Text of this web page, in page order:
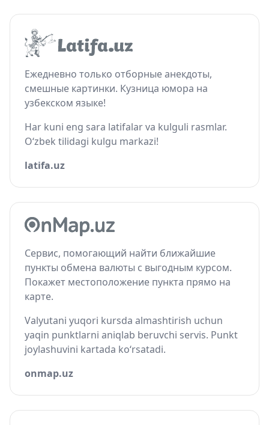
Ежедневно только отборные анекдоты,
смешные картинки. Кузница юмора на
узбекском языке!
Har kuni eng sara latifalar va kulguli rasmlar.
O‘zbek tilidagi kulgu markazi!
latifa.uz
Сервис, помогающий найти ближайшие
пункты обмена валюты с выгодным курсом.
Покажет местоположение пункта прямо на
карте.
Valyutani yuqori kursda almashtirish uchun
yaqin punktlarni aniqlab beruvchi servis. Punkt
joylashuvini kartada ko‘rsatadi.
onmap.uz